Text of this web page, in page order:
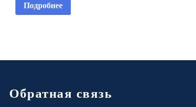
Подробнее
Обратная связь